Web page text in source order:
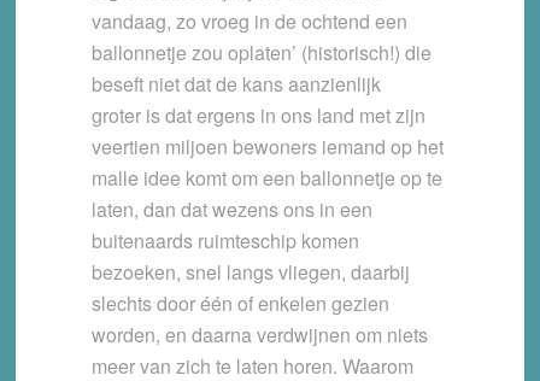
vandaag, zo vroeg in de ochtend een
ballonnetje zou oplaten’ (historisch!) die
beseft niet dat de kans aanzienlijk
groter is dat ergens in ons land met zijn
veertien miljoen bewoners iemand op het
malle idee komt om een ballonnetje op te
laten, dan dat wezens ons in een
buitenaards ruimteschip komen
bezoeken, snel langs vliegen, daarbij
slechts door één of enkelen gezien
worden, en daarna verdwijnen om niets
meer van zich te laten horen. Waarom